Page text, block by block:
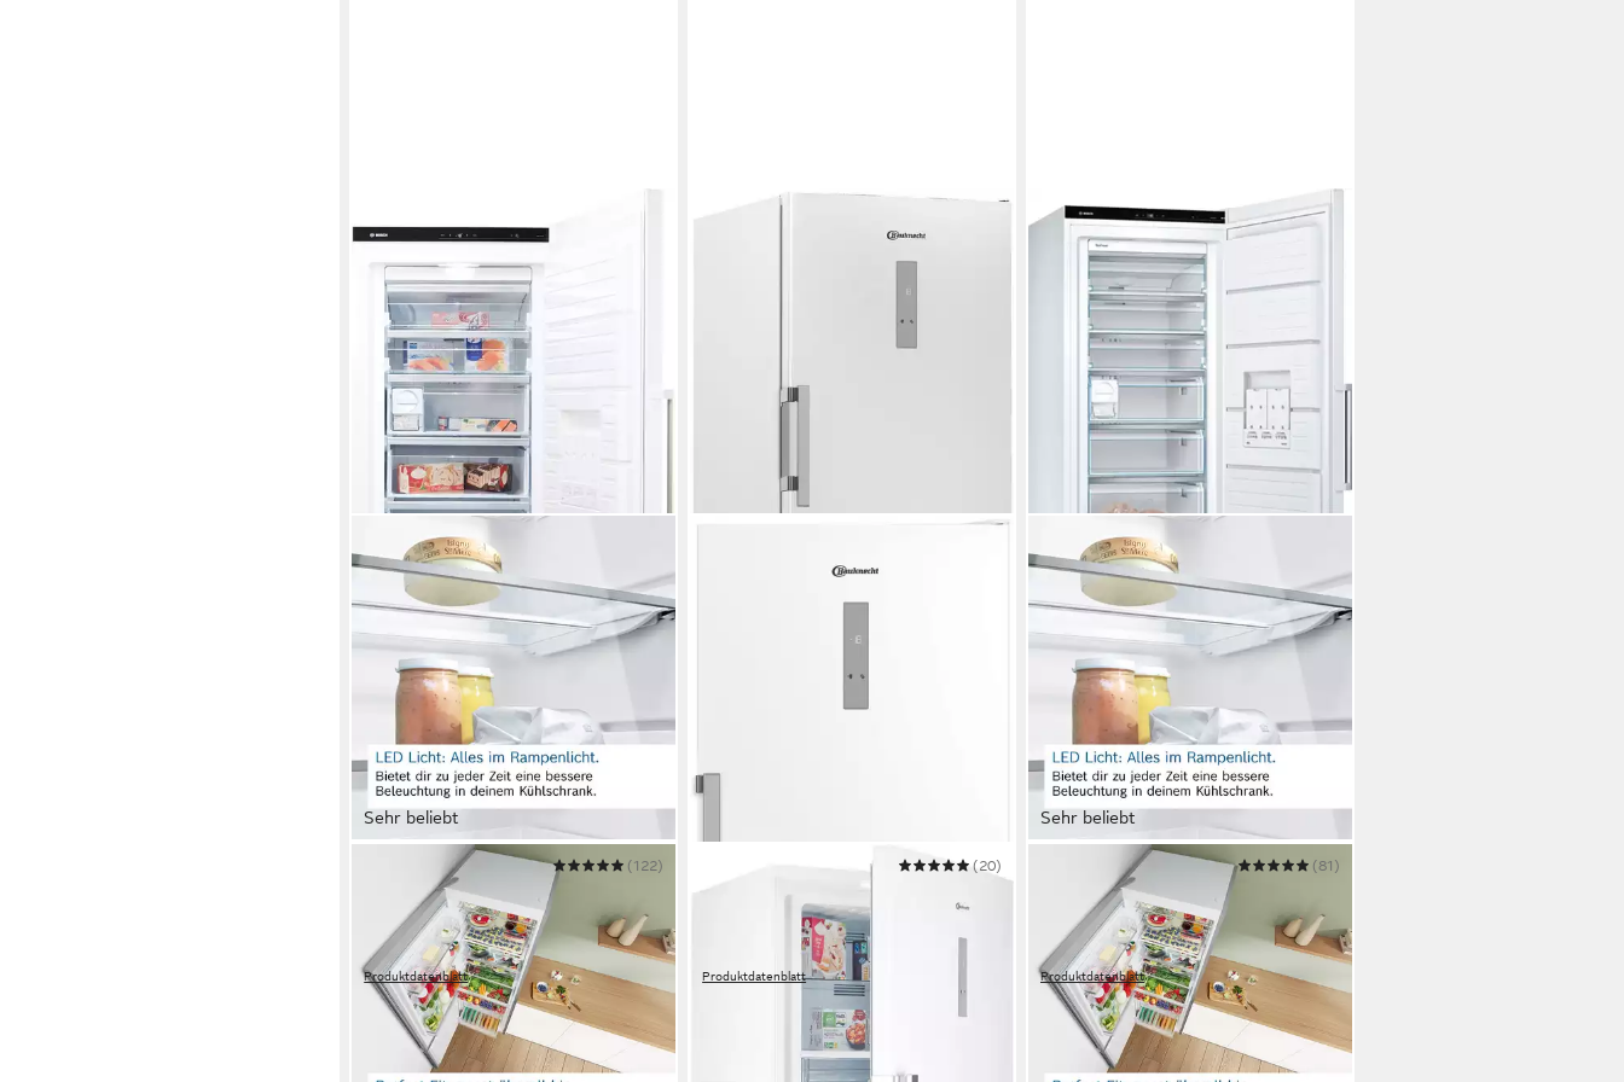
Sehr beliebt
Gefrierschrank Serie 6 GSN54AWCV
70 x 176 x 78 cm B/H/T
328 l
Kapazität Gefrieren
38 dB(A) Betriebsgeräusch
(122)
Produktdatenblatt
879,00 € UVP1.659,00 €
25,52 €mtl. in 48 Raten
in 2-3 Werktagen bei dir
Gefrierschrank GKN W19170C
70 x 191,2 x 81,3 cm B/H/T
Kapazität Gefrieren
Betriebsgeräusch
(20)
Produktdatenblatt
1.079,00 €
mtl. in 48 Raten
in 5-6 Werktagen bei dir
Sehr beliebt
Gefrierschrank Serie 6 GSN58AWCV
70 x 191 x 78 cm B/H/T
366 l
Kapazität Gefrieren
38 dB(A) Betriebsgeräusch
(81)
Produktdatenblatt
899,00 € UVP1.719,00 €
26,10 €mtl. in 48 Raten
in 5-6 Werktagen bei dir